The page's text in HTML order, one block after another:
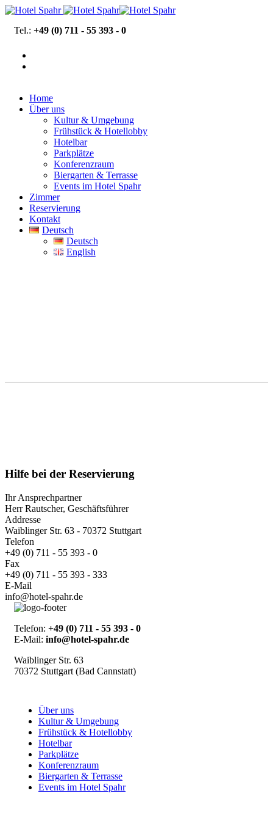
Tel.: +49 (0) 711 - 55 393 - 0
Home
Über uns
Kultur & Umgebung
Frühstück & Hotellobby
Hotelbar
Parkplätze
Konferenzraum
Biergarten & Terrasse
Events im Hotel Spahr
Zimmer
Reservierung
Kontakt
Deutsch
Deutsch
English
Hilfe bei der Reservierung
Ihr Ansprechpartner
Herr Rautscher, Geschäftsführer
Addresse
Waiblinger Str. 63 - 70372 Stuttgart
Telefon
+49 (0) 711 - 55 393 - 0
Fax
+49 (0) 711 - 55 393 - 333
E-Mail
info@hotel-spahr.de
Telefon: +49 (0) 711 - 55 393 - 0
E-Mail: info@hotel-spahr.de
Waiblinger Str. 63
70372 Stuttgart (Bad Cannstatt)
Über uns
Kultur & Umgebung
Frühstück & Hotellobby
Hotelbar
Parkplätze
Konferenzraum
Biergarten & Terrasse
Events im Hotel Spahr